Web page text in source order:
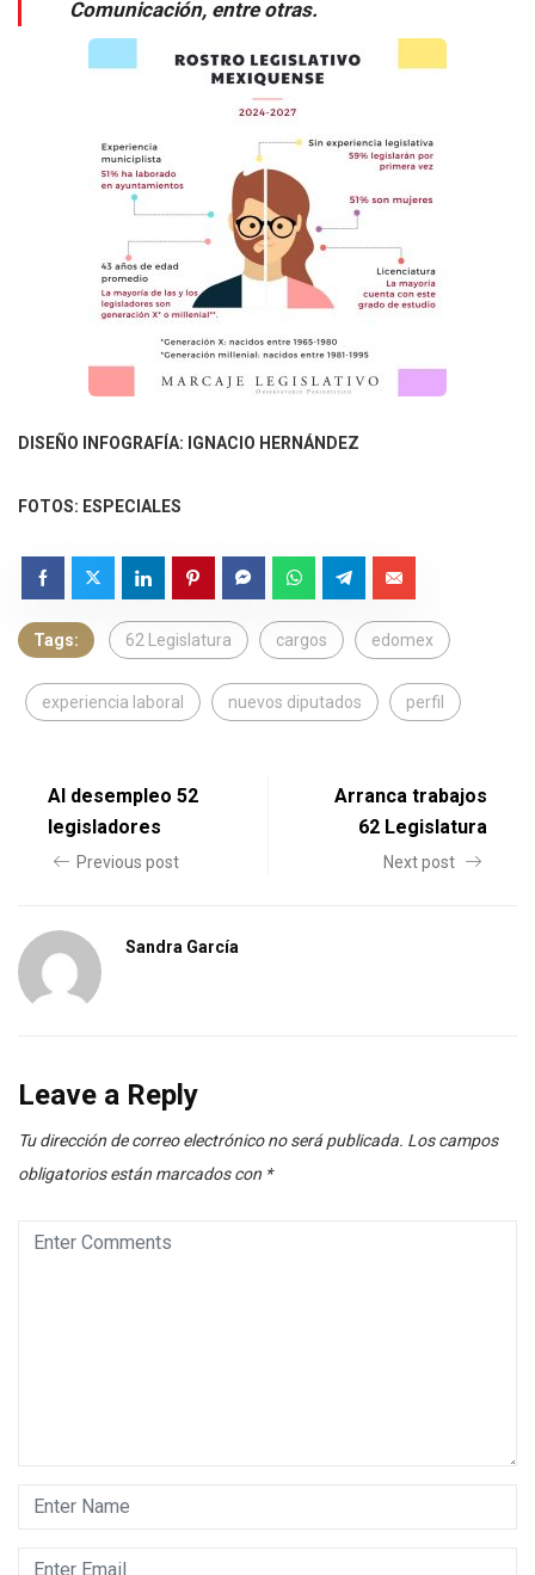
Comunicación, entre otras.
DISEÑO INFOGRAFÍA: IGNACIO HERNÁNDEZ
FOTOS: ESPECIALES
Tags: 62 Legislatura cargos edomex
experiencia laboral nuevos diputados perfil
Al desempleo 52
legisladores
Previous post
Arranca trabajos
62 Legislatura
Next post
Sandra García
Leave a Reply
Tu dirección de correo electrónico no será publicada. Los campos
obligatorios están marcados con *